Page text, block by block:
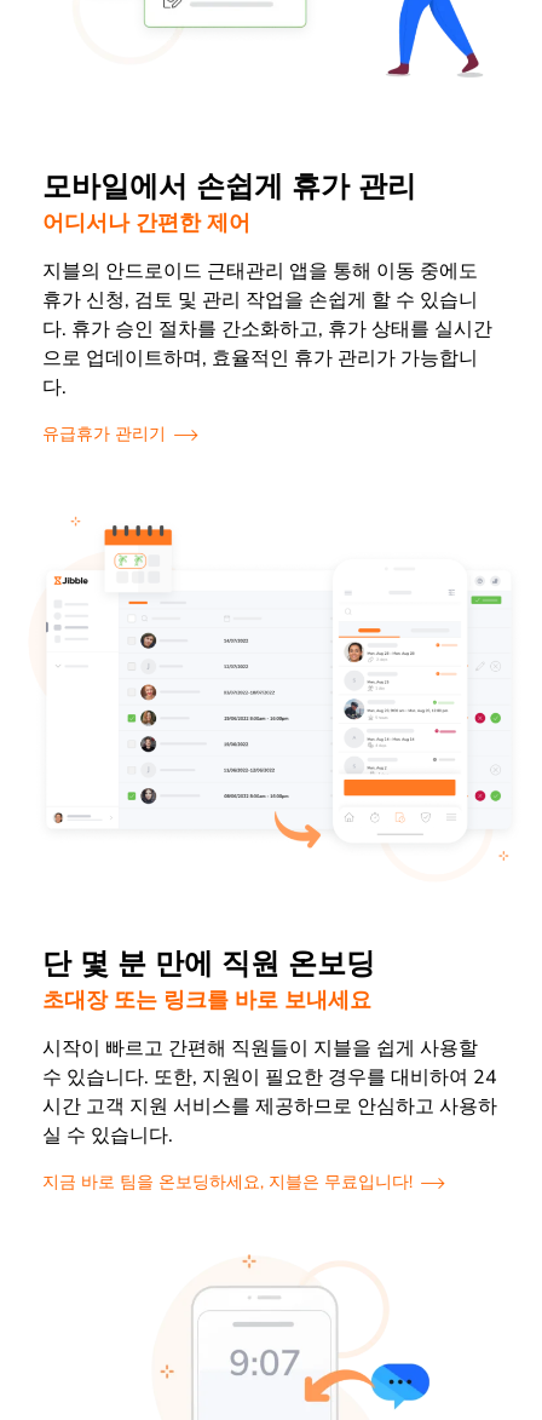
모바일에서 손쉽게 휴가 관리
어디서나 간편한 제어
지블의 안드로이드 근태관리 앱을 통해 이동 중에도
휴가 신청, 검토 및 관리 작업을 손쉽게 할 수 있습니
다. 휴가 승인 절차를 간소화하고, 휴가 상태를 실시간
으로 업데이트하며, 효율적인 휴가 관리가 가능합니
다.
유급휴가 관리기
단 몇 분 만에 직원 온보딩
초대장 또는 링크를 바로 보내세요
시작이 빠르고 간편해 직원들이 지블을 쉽게 사용할
수 있습니다. 또한, 지원이 필요한 경우를 대비하여 24
시간 고객 지원 서비스를 제공하므로 안심하고 사용하
실 수 있습니다.
지금 바로 팀을 온보딩하세요, 지블은 무료입니다!